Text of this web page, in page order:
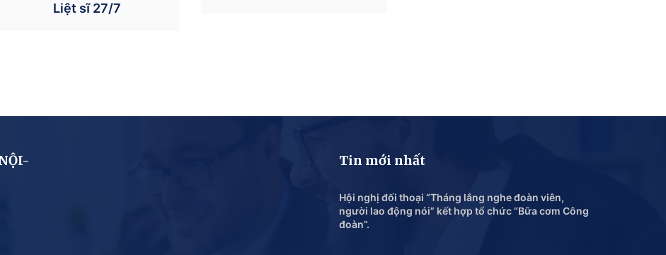
Liệt sĩ 27/7
Tin mới nhất
Hội nghị đối thoại “Tháng lắng nghe đoàn viên,
người lao động nói” kết hợp tổ chức “Bữa cơm Công
đoàn”.